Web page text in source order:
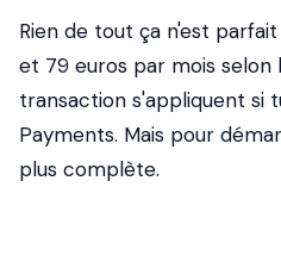
Rien de tout ça n'est
et 79 euros par mois selon
transaction s'appliquent si
Payments. Mais pour
plus complète.